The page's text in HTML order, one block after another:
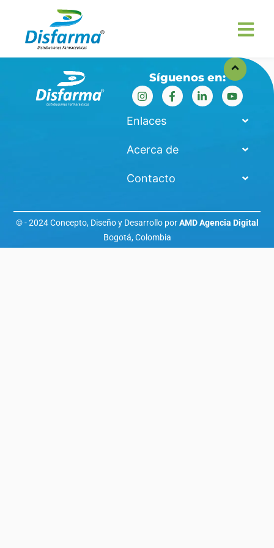
Síguenos en:
Enlaces
Acerca de
Contacto
© - 2024 Concepto, Diseño y Desarrollo porAMD Agencia Digital
Bogotá, Colombia